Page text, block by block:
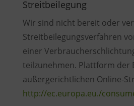
Streitbeilegung
Wir sind nicht bereit oder
Streitbeilegungsverfahren
einer
teilzunehmen. Plattform der
außergerichtlichen Online-
http://ec.europa.eu./